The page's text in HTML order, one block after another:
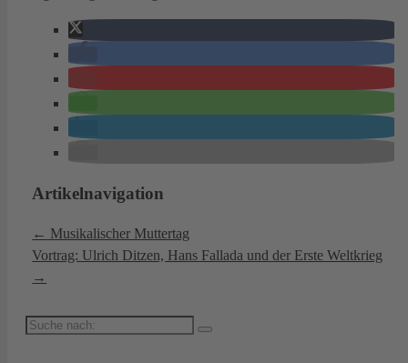
Artikelnavigation
← Musikalischer Muttertag
Vortrag: Ulrich Ditzen, Hans Fallada und der Erste Weltkrieg
→
Suche